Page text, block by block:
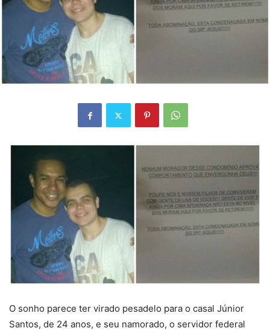
O sonho parece ter virado pesadelo para o casal Júnior
Santos, de 24 anos, e seu namorado, o servidor federal